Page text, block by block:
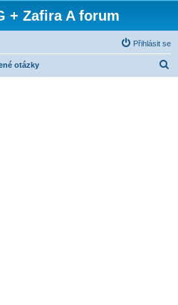
+ Zafira A forum
Přihlásit se
otázky